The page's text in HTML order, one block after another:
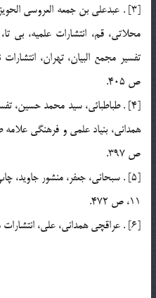
[3] . عبدعلي بن جمعه العروسي
ص 405.
[4] . طباطبائي، سيد محمد حسين،
ص 397.
11، ص 472.
[6] . عراقچي همداني، علي، انتشارات مفيد، بي تا، ص 96.